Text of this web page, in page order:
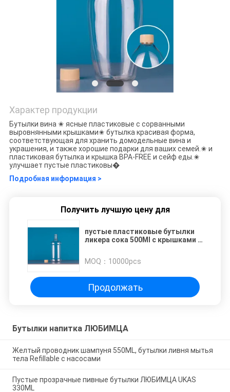
Характер продукции
Бутылки вина ✬ ясные пластиковые с сорванными
выровнянными крышками✬ бутылка красивая форма,
соответствующая для хранить домодельные вина и
украшения, и также хорошие подарки для ваших семей.✬ и
пластиковая бутылка и крышка BPA-FREE и сейф еды.✬
улучшает пустые пластиковы�
Подробная информация >
Получить лучшую цену для
пустые пластиковые бутылки
ликера сока 500Ml с крышками –
для хранить домодельные
соки, вода
MOQ： 10000pcs
Продолжать
Бутылки напитка ЛЮБИМЦА
Желтый проводник шампуня 550ML, бутылки ливня мытья
тела Refillable с насосами
Пустые прозрачные пивные бутылки ЛЮБИМЦА UKAS
330ML